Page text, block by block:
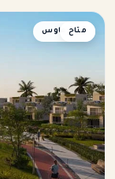
توين هاوس
متاح